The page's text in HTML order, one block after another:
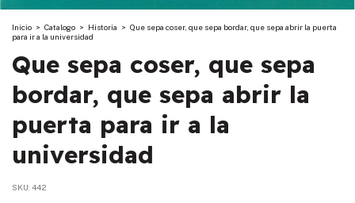
Inicio > Catalogo > Historia > Que sepa coser, que sepa bordar, que sepa abrir la puerta
para ir a la universidad
Que sepa coser, que sepa
bordar, que sepa abrir la
puerta para ir a la
universidad
SKU: 442